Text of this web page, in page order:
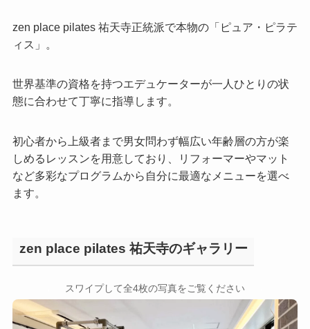
zen place pilates 祐天寺正統派で本物の「ピュア・ピラテ
ィス」。
世界基準の資格を持つエデュケーターが一人ひとりの状
態に合わせて丁寧に指導します。
初心者から上級者まで男女問わず幅広い年齢層の方が楽
しめるレッスンを用意しており、リフォーマーやマット
など多彩なプログラムから自分に最適なメニューを選べ
ます。
zen place pilates 祐天寺のギャラリー
スワイプして全4枚の写真をご覧ください